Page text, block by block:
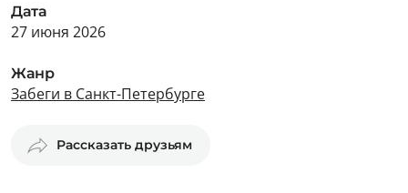
Дата
27 июня 2026
Жанр
Забеги в Санкт-Петербурге
Рассказать друзьям